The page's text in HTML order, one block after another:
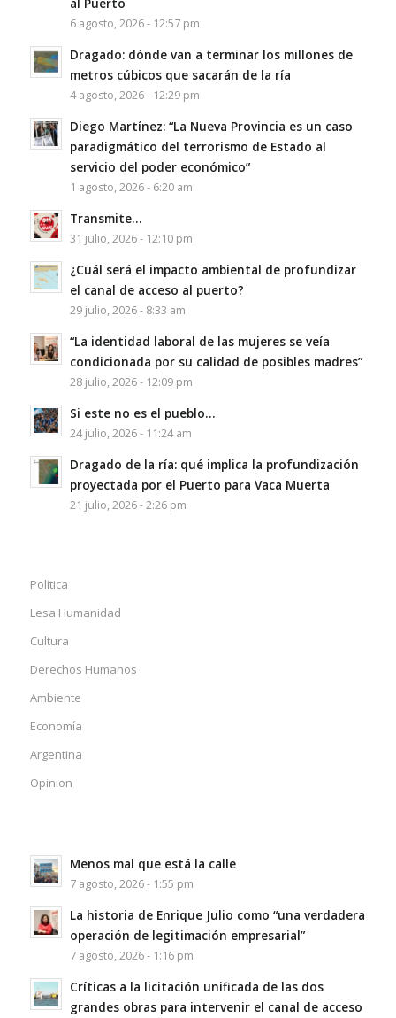
6 agosto, 2026 - 12:57 pm
Dragado: dónde van a terminar los millones de
metros cúbicos que sacarán de la ría
4 agosto, 2026 - 12:29 pm
Diego Martínez: “La Nueva Provincia es un caso
paradigmático del terrorismo de Estado al
servicio del poder económico”
1 agosto, 2026 - 6:20 am
Transmite…
31 julio, 2026 - 12:10 pm
¿Cuál será el impacto ambiental de profundizar
el canal de acceso al puerto?
29 julio, 2026 - 8:33 am
“La identidad laboral de las mujeres se veía
condicionada por su calidad de posibles madres”
28 julio, 2026 - 12:09 pm
Si este no es el pueblo…
24 julio, 2026 - 11:24 am
Dragado de la ría: qué implica la profundización
proyectada por el Puerto para Vaca Muerta
21 julio, 2026 - 2:26 pm
Política
Lesa Humanidad
Cultura
Derechos Humanos
Ambiente
Economía
Argentina
Opinion
Menos mal que está la calle
7 agosto, 2026 - 1:55 pm
La historia de Enrique Julio como “una verdadera
operación de legitimación empresarial”
7 agosto, 2026 - 1:16 pm
Críticas a la licitación unificada de las dos
grandes obras para intervenir el canal de acceso